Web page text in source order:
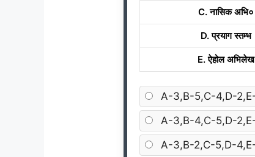
C. नासिक अभि०
D. प्रयाग स्तम्भ
E. ऐहोल अभिलेख
A-3,B-5,C-4,D-
A-3,B-4,C-5,D-
A-3,B-2,C-5,D-